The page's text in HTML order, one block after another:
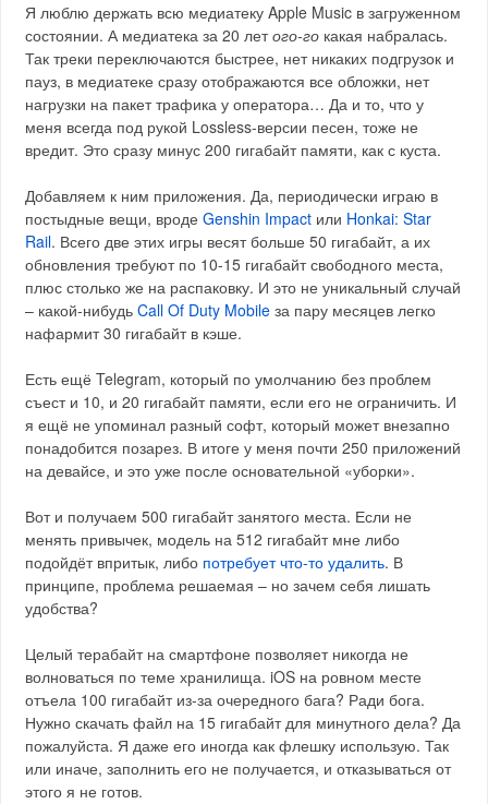
Я люблю держать всю медиатеку Apple Music в загруженном
состоянии. А медиатека за 20 летого-го какая набралась.
Так треки переключаются быстрее, нет никаких подгрузок и
пауз, в медиатеке сразу отображаются все обложки, нет
нагрузки на пакет трафика у оператора… Да и то, что у
меня всегда под рукой Lossless-версии песен, тоже не
вредит. Это сразу минус 200 гигабайт памяти, как с куста.
Добавляем к ним приложения. Да, периодически играю в
постыдные вещи, вродеGenshin Impact или Honkai: Star
Rail. Всего две этих игры весят больше 50 гигабайт, а их
обновления требуют по 10-15 гигабайт свободного места,
плюс столько же на распаковку. И это не уникальный случай
– какой-нибудьCall Of Duty Mobile за пару месяцев легко
нафармит 30 гигабайт в кэше.
Есть ещё Telegram, который по умолчанию без проблем
съест и 10, и 20 гигабайт памяти, если его не ограничить. И
я ещё не упоминал разный софт, который может внезапно
понадобится позарез. В итоге у меня почти 250 приложений
на девайсе, и это уже после основательной «уборки».
Вот и получаем 500 гигабайт занятого места. Если не
менять привычек, модель на 512 гигабайт мне либо
подойдёт впритык, либо потребует что-то удалить. В
принципе, проблема решаемая – но зачем себя лишать
удобства?
Целый терабайт на смартфоне позволяет никогда не
волноваться по теме хранилища. iOS на ровном месте
отъела 100 гигабайт из-за очередного бага? Ради бога.
Нужно скачать файл на 15 гигабайт для минутного дела? Да
пожалуйста. Я даже его иногда как флешку использую. Так
или иначе, заполнить его не получается, и отказываться от
этого я не готов.